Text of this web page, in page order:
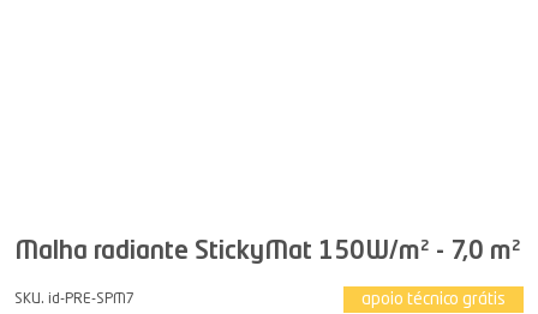
Malha radiante StickyMat 150W/m² - 7,0 m²
SKU. id-PRE-SPM7 apoio técnico grátis